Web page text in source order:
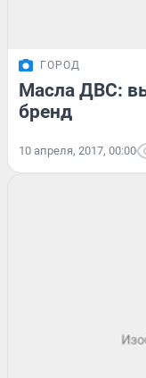
ГОРОД
Масла ДВС:
бренд
10 апреля, 2017, 00:00